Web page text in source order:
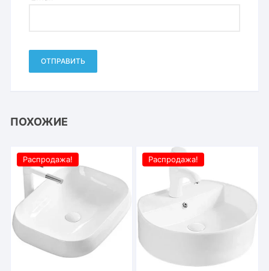
ПОХОЖИЕ
Распродажа! Распродажа!